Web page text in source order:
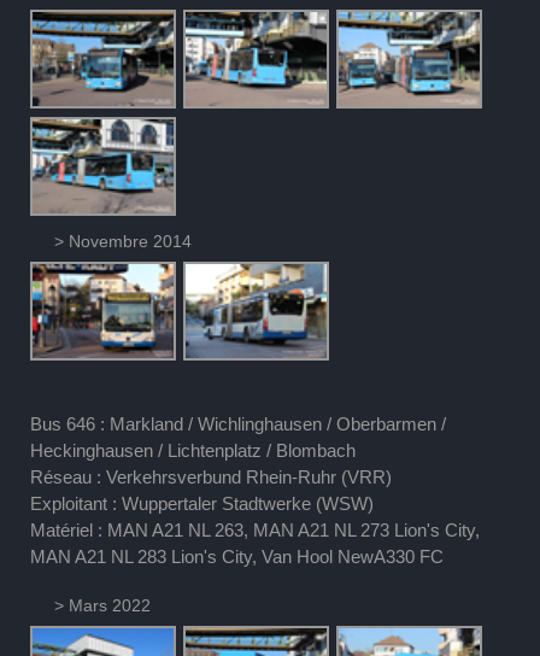
> Novembre 2014
Bus 646 : Markland / Wichlinghausen / Oberbarmen /
Heckinghausen / Lichtenplatz / Blombach
Réseau : Verkehrsverbund Rhein-Ruhr (VRR)
Exploitant : Wuppertaler Stadtwerke (WSW)
Matériel : MAN A21 NL 263, MAN A21 NL 273 Lion's City,
MAN A21 NL 283 Lion's City, Van Hool NewA330 FC
> Mars 2022